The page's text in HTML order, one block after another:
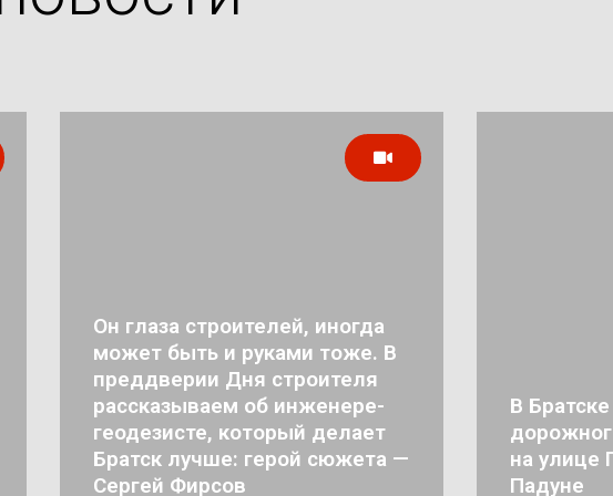
Он глаза строителей, иногда
может быть и руками тоже. В
преддверии Дня строителя
рассказываем об инженере-
геодезисте, который делает
Братск лучше: герой сюжета —
Сергей Фирсов
В
на улице
Падуне